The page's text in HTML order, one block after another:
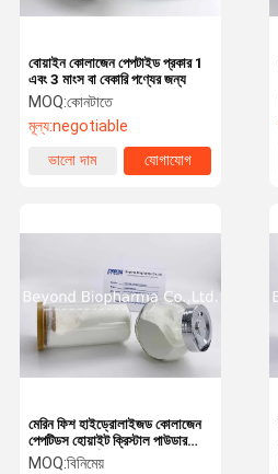
বোয়াইন কোলাজেন পেপটাইড প্রকার 1
এবং 3 মাংস বা বেকারি পণ্যের জন্য
MOQ:কোনটাতে
মূল্য:negotiable
ভালো দাম
যোগাযোগ
মেরিন ফিশ হাইড্রোলাইজড কোলাজেন
পেপটিডস হোয়াইট ক্রিস্টাল পাউডার
HALAL সার্টিফাইড
MOQ:বিনিমেয়